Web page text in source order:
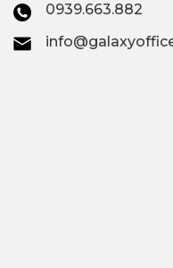
0939.663.882